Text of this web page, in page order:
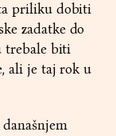
priliku dobiti
zadatke do
trebale biti
ali je taj rok u